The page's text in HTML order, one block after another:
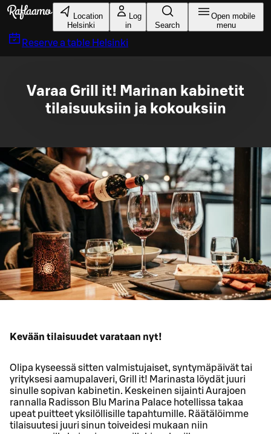
Skip to main content
Location
Helsinki
Log
in
Search
Open mobile
menu
Reserve a table Helsinki
Varaa Grill it! Marinan kabinetit
tilaisuuksiin ja kokouksiin
Kevään tilaisuudet varataan nyt!
Olipa kyseessä sitten valmistujaiset, syntymäpäivät tai
yrityksesi aamupalaveri, Grill it! Marinasta löydät juuri
sinulle sopivan kabinetin. Keskeinen sijainti Aurajoen
rannalla Radisson Blu Marina Palace hotellissa takaa
upeat puitteet yksilöllisille tapahtumille. Räätälöimme
tilaisuutesi juuri sinun toiveidesi mukaan niin